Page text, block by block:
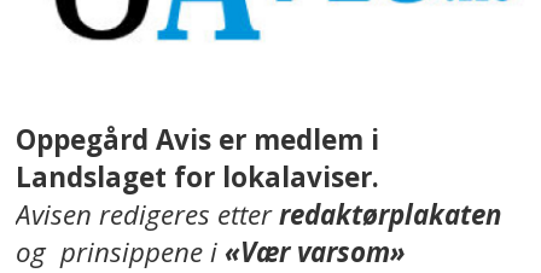
Oppegård Avis er medlem i
Landslaget for lokalaviser.
Avisen redigeres etterredaktørplakaten
og prinsippene i«Vær varsom»